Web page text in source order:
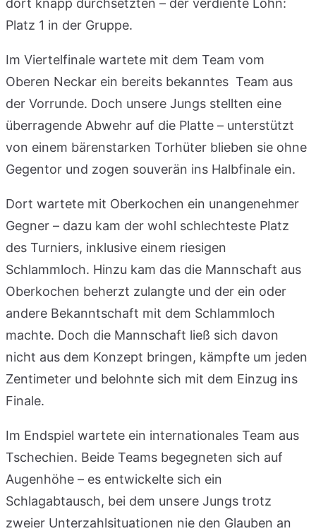
dort knapp durchsetzten – der verdiente Lohn:
Platz 1 in der Gruppe.
Im Viertelfinale wartete mit dem Team vom
Oberen Neckar ein bereits bekanntes Team aus
der Vorrunde. Doch unsere Jungs stellten eine
überragende Abwehr auf die Platte – unterstützt
von einem bärenstarken Torhüter blieben sie ohne
Gegentor und zogen souverän ins Halbfinale ein.
Dort wartete mit Oberkochen ein unangenehmer
Gegner – dazu kam der wohl schlechteste Platz
des Turniers, inklusive einem riesigen
Schlammloch. Hinzu kam das die Mannschaft aus
Oberkochen beherzt zulangte und der ein oder
andere Bekanntschaft mit dem Schlammloch
machte. Doch die Mannschaft ließ sich davon
nicht aus dem Konzept bringen, kämpfte um jeden
Zentimeter und belohnte sich mit dem Einzug ins
Finale.
Im Endspiel wartete ein internationales Team aus
Tschechien. Beide Teams begegneten sich auf
Augenhöhe – es entwickelte sich ein
Schlagabtausch, bei dem unsere Jungs trotz
zweier Unterzahlsituationen nie den Glauben an